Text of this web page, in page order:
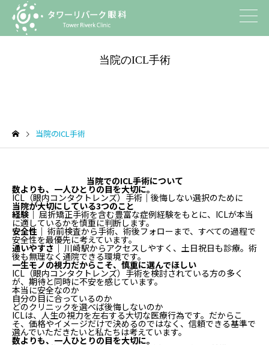
当院のICL手術
当院のICL手術
当院でのICL手術について
数よりも、一人ひとりの目を大切に。
ICL（眼内コンタクトレンズ）手術｜後悔しない選択のために
当院が大切にしている3つのこと
経験 ｜ 屈折矯正手術を含む豊富な症例経験をもとに、ICLが本当
に適しているかを慎重に判断します。
安全性 ｜ 術前検査から手術、術後フォローまで、すべての過程で
安全性を最優先に考えています。
通いやすさ ｜ 川崎駅からアクセスしやすく、土日祝日も診療。術
後も無理なく通院できる環境です。
一生モノの視力だからこそ、慎重に選んでほしい
ICL（眼内コンタクトレンズ）手術を検討されている方の多く
が、期待と同時に不安を感じています。
本当に安全なのか
自分の目に合っているのか
どのクリニックを選べば後悔しないのか
ICLは、人生の視力を左右する大切な医療行為です。だからこ
そ、価格やイメージだけで決めるのではなく、信頼できる基準で
選んでいただきたいと私たちは考えています。
数よりも、一人ひとりの目を大切に。